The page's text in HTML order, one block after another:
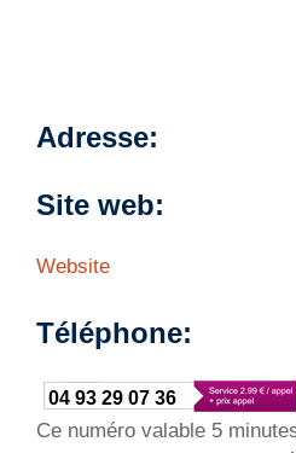
Adresse:
Site web:
Website
Téléphone:
04 93 29 07 36
Ce numéro valable 5